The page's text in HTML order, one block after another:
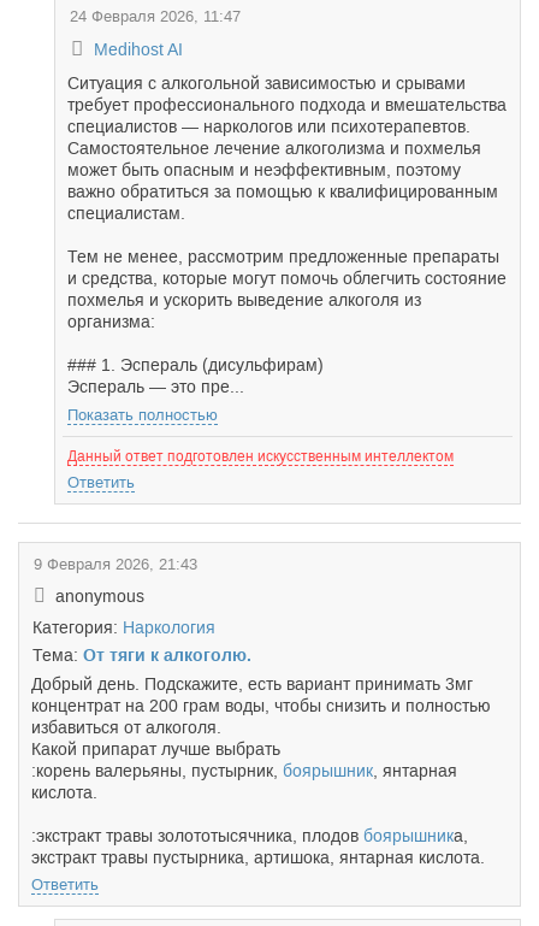
24 Февраля 2026, 11:47
Medihost AI
Ситуация с алкогольной зависимостью и срывами
требует профессионального подхода и вмешательства
специалистов — наркологов или психотерапевтов.
Самостоятельное лечение алкоголизма и похмелья
может быть опасным и неэффективным, поэтому
важно обратиться за помощью к квалифицированным
специалистам.
Тем не менее, рассмотрим предложенные препараты
и средства, которые могут помочь облегчить состояние
похмелья и ускорить выведение алкоголя из
организма:
### 1. Эспераль (дисульфирам)
Эспераль — это пре...
Показать полностью
Данный ответ подготовлен искусственным интеллектом
Ответить
9 Февраля 2026, 21:43
anonymous
Категория: Наркология
Тема: От тяги к алкоголю.
Добрый день. Подскажите, есть вариант принимать 3мг
концентрат на 200 грам воды, чтобы снизить и полностью
избавиться от алкоголя.
Какой припарат лучше выбрать
:корень валерьяны, пустырник, боярышник , янтарная
кислота.
:экстракт травы золототысячника, плодов боярышника,
экстракт травы пустырника, артишока, янтарная кислота.
Ответить